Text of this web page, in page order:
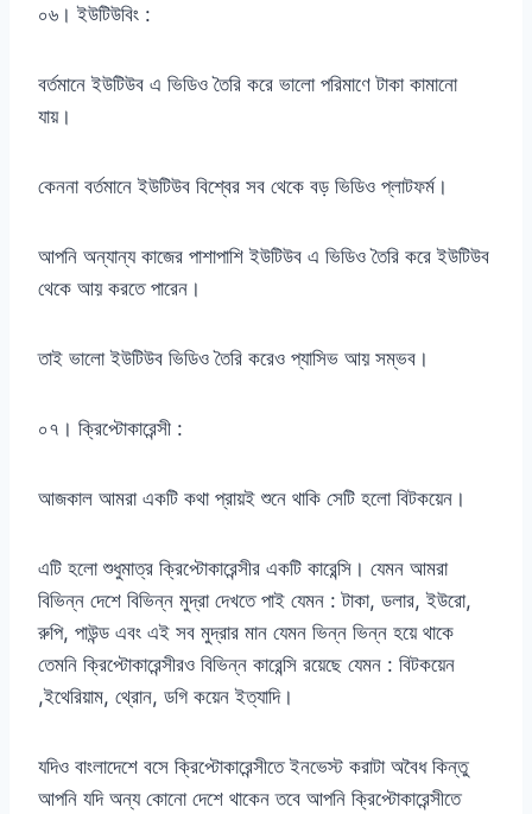
০৬। ইউটিউবিং :
বর্তমানে ইউটিউব এ ভিডিও তৈরি করে ভালো পরিমাণে টাকা কামানো
যায়।
কেননা বর্তমানে ইউটিউব বিশ্বের সব থেকে বড় ভিডিও প্লাটফর্ম।
আপনি অন্যান্য কাজের পাশাপাশি ইউটিউব এ ভিডিও তৈরি করে ইউটিউব
থেকে আয় করতে পারেন।
তাই ভালো ইউটিউব ভিডিও তৈরি করেও প্যাসিভ আয় সম্ভব।
০৭। ক্রিপ্টোকারেন্সী :
আজকাল আমরা একটি কথা প্রায়ই শুনে থাকি সেটি হলো বিটকয়েন।
এটি হলো শুধুমাত্র ক্রিপ্টোকারেন্সীর একটি কারেন্সি। যেমন আমরা
বিভিন্ন দেশে বিভিন্ন মুদ্রা দেখতে পাই যেমন : টাকা, ডলার, ইউরো,
রুপি, পাউন্ড এবং এই সব মুদ্রার মান যেমন ভিন্ন ভিন্ন হয়ে থাকে
তেমনি ক্রিপ্টোকারেন্সীরও বিভিন্ন কারেন্সি রয়েছে যেমন : বিটকয়েন
,ইথেরিয়াম, থ্রোন, ডগি কয়েন ইত্যাদি।
যদিও বাংলাদেশে বসে ক্রিপ্টোকারেন্সীতে ইনভেস্ট করাটা অবৈধ কিন্তু
আপনি যদি অন্য কোনো দেশে থাকেন তবে আপনি ক্রিপ্টোকারেন্সীতে